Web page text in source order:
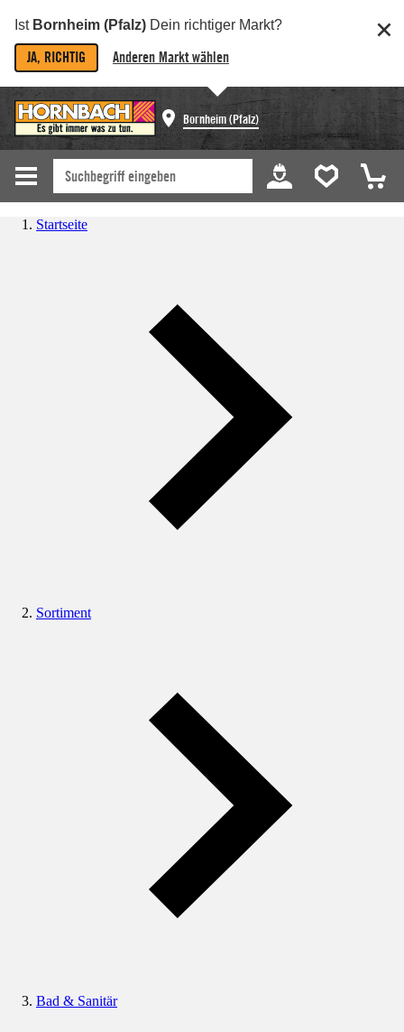
Ist Bornheim (Pfalz) Dein richtiger Markt?
JA, RICHTIG Anderen Markt wählen
Bornheim (Pfalz)
Startseite
Sortiment
Bad & Sanitär